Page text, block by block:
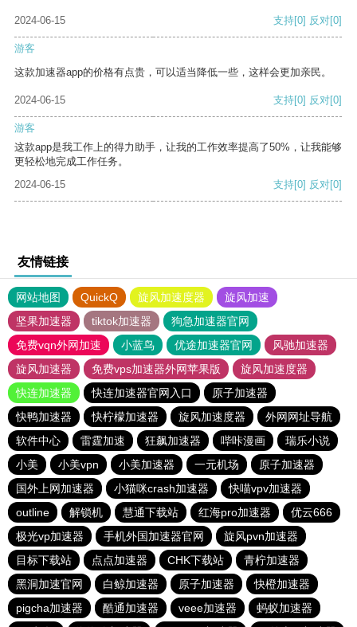
2024-06-15 支持[0] 反对[0]
游客
这款加速器app的价格有点贵，可以适当降低一些，这样会更加亲民。
2024-06-15 支持[0] 反对[0]
游客
这款app是我工作上的得力助手，让我的工作效率提高了50%，让我能够
更轻松地完成工作任务。
2024-06-15
支持[0] 反对[0]
友情链接
网站地图 QuickQ 旋风加速度器
旋风加速
坚果加速器
tiktok加速器
狗急加速器官网
免费vqn外网加速
小蓝鸟 优途加速器官网
风驰加速器
旋风加速器
免费vps加速器外网苹果版
旋风加速度器
快连加速器
快连加速器官网入口
原子加速器
快鸭加速器
快柠檬加速器 旋风加速度器
外网网址导航
软件中心
雷霆加速 狂飙加速器 哔咔漫画
瑞乐小说
小美
小美vpn 小美加速器 一元机场
原子加速器
国外上网加速器
小猫咪crash加速器
快喵vpv加速器
outline
解锁机 慧通下载站 红海pro加速器
优云666
极光vp加速器
手机外国加速器官网
旋风pvn加速器
目标下载站
点点加速器 CHK下载站
青柠加速器
黑洞加速官网
白鲸加速器 原子加速器
快橙加速器
pigcha加速器
酷通加速器 veee加速器
蚂蚁加速器